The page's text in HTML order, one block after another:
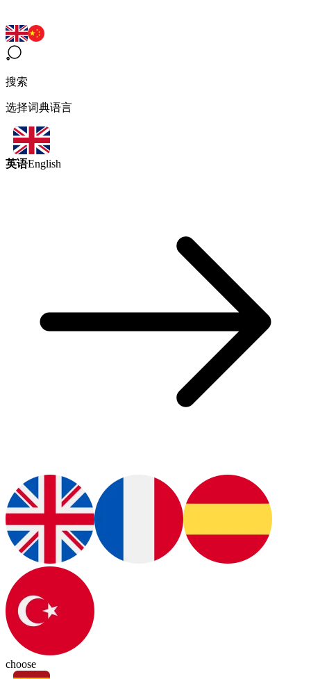
搜索
选择词典语言
英语English
choose